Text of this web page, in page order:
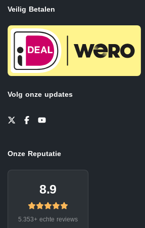
Veilig Betalen
Volg onze updates
Onze Reputatie
8.9
5.353+ echte reviews